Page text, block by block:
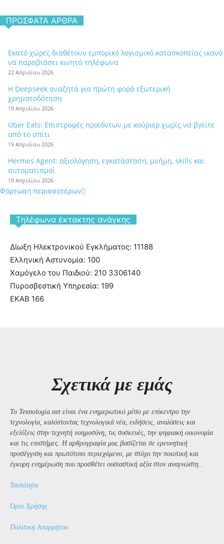
ΠΡΌΣΦΑΤΑ ΆΡΘΡΑ
Εκατό χώρες διαθέτουν εμπορικό λογισμικό κατασκοπείας ικανό
να παραβιάσει κινητά τηλέφωνα
22 Απριλίου 2026
Η Deepseek αναζητά για πρώτη φορά εξωτερική
χρηματοδότηση
19 Απριλίου 2026
Uber Eats: Επιστροφές προϊόντων με κούριερ χωρίς να βγείτε
από το σπίτι
19 Απριλίου 2026
Hermes Agent: αξιολόγηση, εγκατάσταση, μνήμη, skills και
αυτοματισμοί
19 Απριλίου 2026
Φόρτωση περισσοτέρων
Tηλέφωνα έκτακτης ανάγκης
Δίωξη Ηλεκτρονικού Εγκλήματος: 11188
Ελληνική Αστυνομία: 100
Χαμόγελο του Παιδιού: 210 3306140
Πυροσβεστική Υπηρεσία: 199
ΕΚΑΒ 166
Σχετικά με εμάς
Το Texnologia.net είναι ένα ενημερωτικό μέσο με επίκεντρο την
τεχνολογία, καλύπτοντας τεχνολογικά νέα, ειδήσεις, αναλύσεις και
εξελίξεις στην τεχνητή νοημοσύνη, τις συσκευές, την ψηφιακή οικονομία
και τις επιστήμες. Η αρθρογραφία μας βασίζεται σε ερευνητική
προσέγγιση και πρωτότυπο περιεχόμενο, με στόχο την ποιοτική και
έγκυρη ενημέρωση που προσθέτει ουσιαστική αξία στον αναγνώστη..
Ταυτότητα
Όροι Χρήσης
Πολιτική Απορρήτου